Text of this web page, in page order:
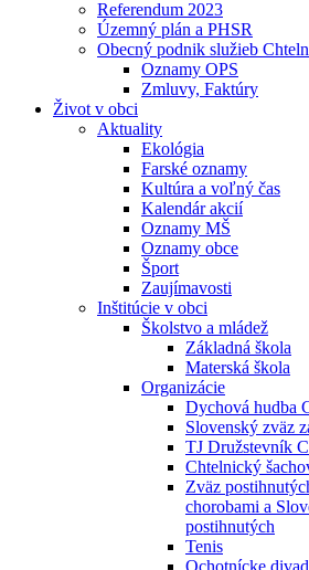
Referendum 2023
Územný plán a PHSR
Obecný podnik služieb
Oznamy OPS
Zmluvy, Faktúry
Život v obci
Aktuality
Ekológia
Farské oznamy
Kultúra a voľný čas
Kalendár akcií
Oznamy MŠ
Oznamy obce
Šport
Zaujímavosti
Inštitúcie v obci
Školstvo a mládež
Základná škola
Materská škola
Organizácie
Dychová hudba
Slovenský zväz
TJ Družstevník
Chtelnický
Zväz
chorobami a
postihnutých
Tenis
Ochotnícke